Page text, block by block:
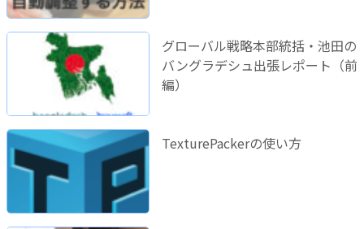
グローバル戦略本部統括・池田の
バングラデシュ出張レポート（前
編）
TexturePackerの使い方